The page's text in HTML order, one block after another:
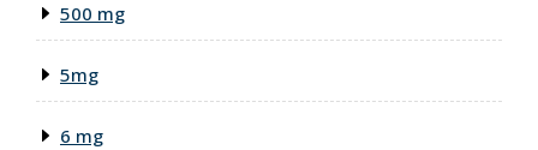
500 mg
5mg
6 mg